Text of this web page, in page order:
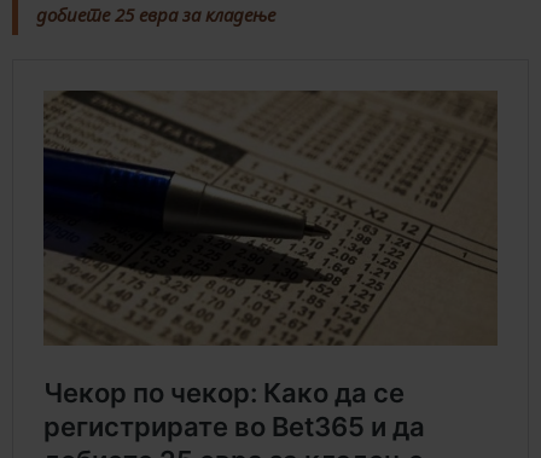
добиете 25 евра за кладење